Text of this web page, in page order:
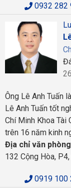
0932 282
Ông Lê Anh Tuấn
Lê Anh Tuấn tốt
Chí Minh Khoa Tài
trên 16 năm kinh
Địa chỉ văn
132 Cộng Hòa,
0919 100